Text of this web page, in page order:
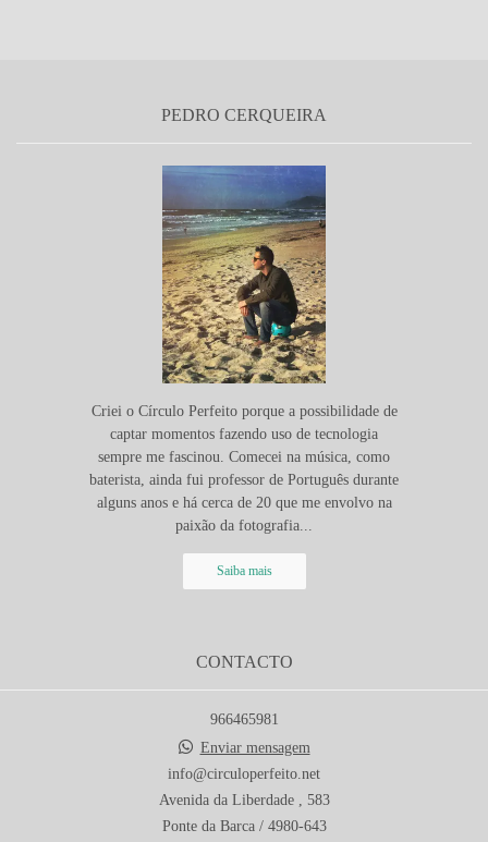
PEDRO CERQUEIRA
Criei o Círculo Perfeito porque a possibilidade de
captar momentos fazendo uso de tecnologia
sempre me fascinou. Comecei na música, como
baterista, ainda fui professor de Português durante
alguns anos e há cerca de 20 que me envolvo na
paixão da fotografia...
Saiba mais
CONTACTO
966465981
Enviar mensagem
info@circuloperfeito.net
Avenida da Liberdade , 583
Ponte da Barca / 4980-643